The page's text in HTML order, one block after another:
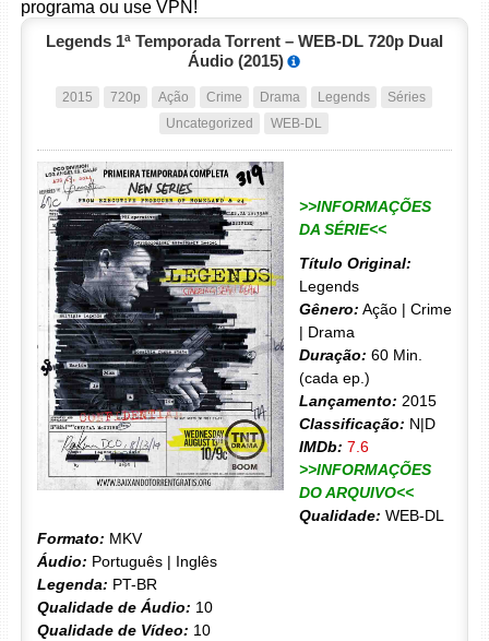
programa ou use VPN!
Legends 1ª Temporada Torrent – WEB-DL 720p Dual
Áudio (2015)
2015 720p Ação Crime Drama Legends
Séries
Uncategorized
WEB-DL
>>INFORMAÇÕES
DA SÉRIE<<
Título Original:
Legends
Gênero: Ação | Crime
| Drama
Duração: 60 Min.
(cada ep.)
Lançamento: 2015
Classificação: N|D
IMDb: 7.6
>>INFORMAÇÕES
DO ARQUIVO<<
Qualidade: WEB-DL
Formato: MKV
Áudio: Português | Inglês
Legenda: PT-BR
Qualidade de Áudio: 10
Qualidade de Vídeo: 10